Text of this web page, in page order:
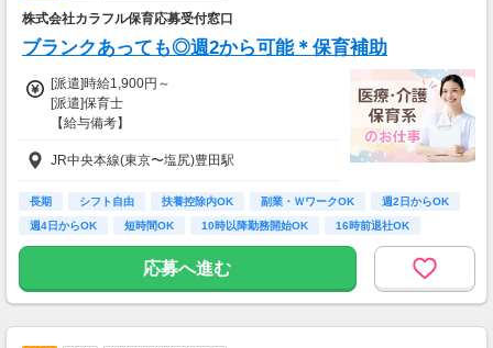
株式会社カラフル保育応募受付窓口
ブランクあっても◎週2から可能＊保育補助
[派遣]時給1,900円～
[派遣]保育士
【給与備考】
※残業代は別途全額支給
【交通費備考】
※交通費全額支給（派遣先による）
※車通勤OK/勤務先による
JR中央本線(東京〜塩尻)豊田駅
長期 シフト自由 扶養控除内OK 副業・ＷワークOK
週2日からOK
週4日からOK
短時間OK 10時以降勤務開始OK 16時前退社OK
応募へ進む